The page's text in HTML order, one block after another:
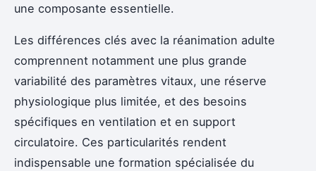
une composante essentielle.
Les différences clés avec la réanimation adulte
comprennent notamment une plus grande
variabilité des paramètres vitaux, une réserve
physiologique plus limitée, et des besoins
spécifiques en ventilation et en support
circulatoire. Ces particularités rendent
indispensable une formation spécialisée du